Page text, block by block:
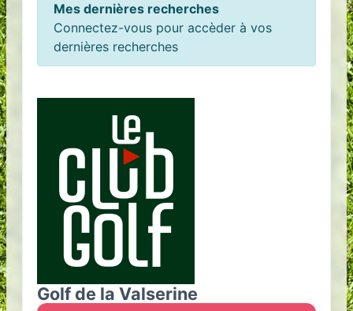
Mes dernières recherches
Connectez-vous pour accèder à vos
dernières recherches
Golf de la Valserine